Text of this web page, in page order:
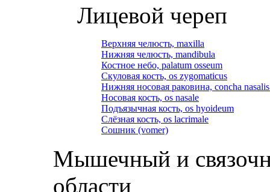
Лицевой череп
Верхняя челюсть, maxilla
Нижняя челюсть, mandibula
Костное небо, palatum osseum
Скуловая кость, os zygomaticus
Нижняя носовая раковина, concha
Носовая кость, os nasale
Подъязычная кость, os hyoideum
Слёзная кость, os lacrimale
Сошник (vomer)
Мышечный и
области